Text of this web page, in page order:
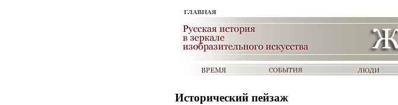
Исторический пейзаж